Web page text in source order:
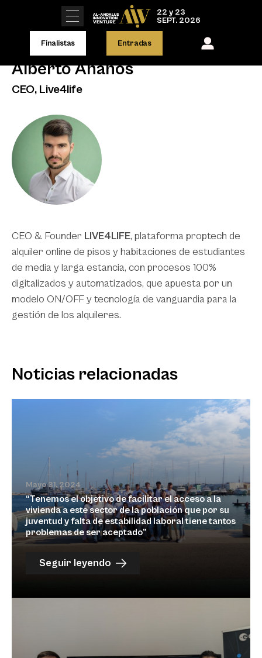
22 y 23
SEPT. 2026
Finalistas Entradas
Alberto Añaños
CEO, Live4life
CEO & Founder LIVE4LIFE, plataforma proptech de
alquiler online de pisos y habitaciones de estudiantes
de media y larga estancia, con procesos 100%
digitalizados y automatizados, que apuesta por un
modelo ON/OFF y tecnología de vanguardia para la
gestión de los alquileres.
Noticias relacionadas
Mayo 31, 2024
“Tenemos el objetivo de facilitar el acceso a la
vivienda a este sector de la población que por su
juventud y falta de estabilidad laboral tiene tantos
problemas de ser aceptado”
Seguir leyendo